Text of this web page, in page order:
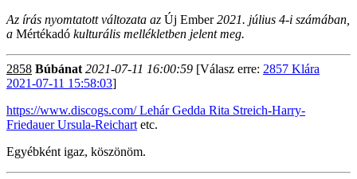
Az írás nyomtatott változata az Új Ember2021. július 4-i számában,
a Mértékadó kulturális mellékletben jelent meg.
2858 Búbánat 2021-07-11 16:00:59 [Válasz erre: 2857 Klára
2021-07-11 15:58:03]
https://www.discogs.com/ Lehár Gedda Rita Streich-Harry-
Friedauer Ursula-Reichart etc.
Egyébként igaz, köszönöm.